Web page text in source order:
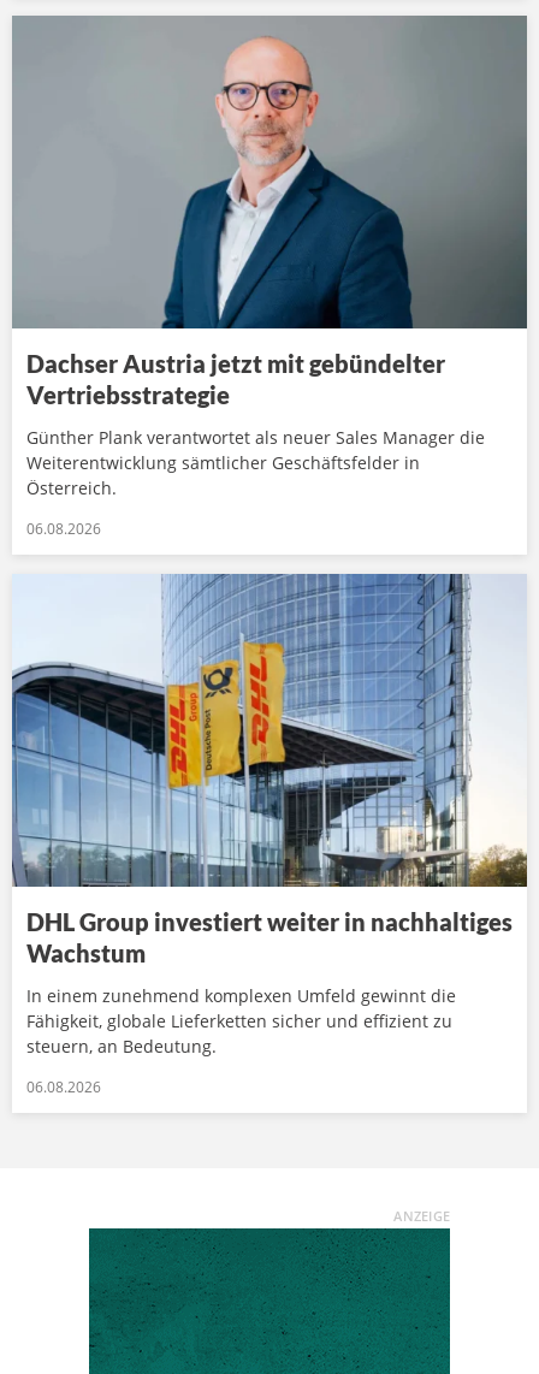
Dachser Austria jetzt mit gebündelter
Vertriebsstrategie
Günther Plank verantwortet als neuer Sales Manager die
Weiterentwicklung sämtlicher Geschäftsfelder in
Österreich.
06.08.2026
DHL Group investiert weiter in nachhaltiges
Wachstum
In einem zunehmend komplexen Umfeld gewinnt die
Fähigkeit, globale Lieferketten sicher und effizient zu
steuern, an Bedeutung.
06.08.2026
ANZEIGE